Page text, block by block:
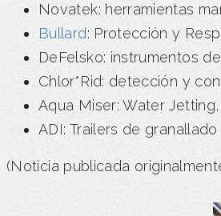
Novatek: herramientas
Bullard: Protección y
DeFelsko: instrumentos
Chlor*Rid: detección y
Aqua Miser: Water
ADI: Trailers de granallado
(Noticia publicada